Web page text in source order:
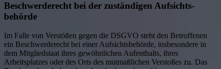
Beschwerde­recht bei der zuständigen Aufsichts­
behörde
Im Falle von Verstößen gegen die DSGVO steht den Betroffenen
ein Beschwerderecht bei einer Aufsichtsbehörde, insbesondere in
dem Mitgliedstaat ihres gewöhnlichen Aufenthalts, ihres
Arbeitsplatzes oder des Orts des mutmaßlichen Verstoßes zu. Das